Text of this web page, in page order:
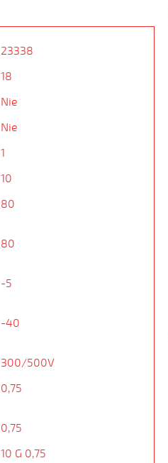
23338
18
Nie
Nie
1
10
80
80
-5
-40
300/500V
0,75
0,75
10 G 0,75